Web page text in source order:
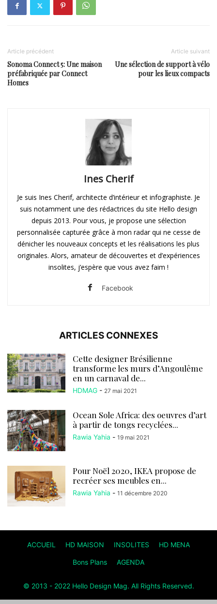
Article précédent
Sonoma Connect 5: Une maison
préfabriquée par Connect
Homes
Article suivant
Une sélection de support à vélo
pour les lieux compacts
Ines Cherif
Je suis Ines Cherif, architecte d’intérieur et infographiste. Je
suis notamment une des rédactrices du site Hello design
depuis 2013. Pour vous, je propose une sélection
personnalisée capturée grâce à mon radar qui ne cesse de
dénicher les nouveaux concepts et les réalisations les plus
originales. Alors, amateur de découvertes et d’expériences
insolites, j’espère que vous avez faim !
Facebook
ARTICLES CONNEXES
Cette designer Brésilienne
transforme les murs d’Angoulême
en un carnaval de...
HDMAG - 27 mai 2021
Ocean Sole Africa: des oeuvres d’art
à partir de tongs recyclées...
Rawia Yahia - 19 mai 2021
Pour Noël 2020, IKEA propose de
recréer ses meubles en...
Rawia Yahia - 11 décembre 2020
ACCUEIL HD MAISON INSOLITES HD MENA
Bons Plans AGENDA
© 2013 - 2022 Hello Design Mag. All Rights Reserved.